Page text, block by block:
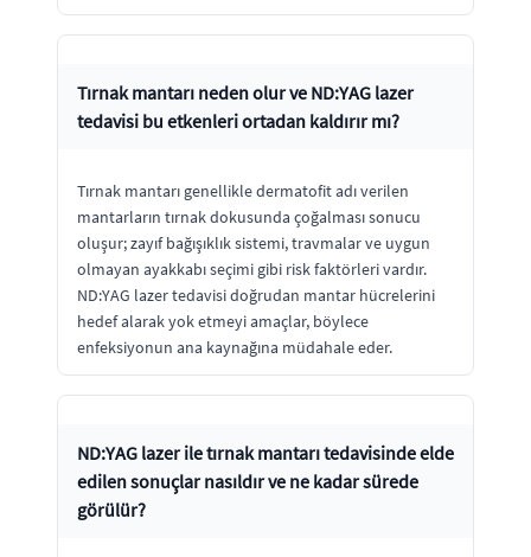
Tırnak mantarı neden olur ve ND:YAG lazer
tedavisi bu etkenleri ortadan kaldırır mı?
Tırnak mantarı genellikle dermatofit adı verilen
mantarların tırnak dokusunda çoğalması sonucu
oluşur; zayıf bağışıklık sistemi, travmalar ve uygun
olmayan ayakkabı seçimi gibi risk faktörleri vardır.
ND:YAG lazer tedavisi doğrudan mantar hücrelerini
hedef alarak yok etmeyi amaçlar, böylece
enfeksiyonun ana kaynağına müdahale eder.
ND:YAG lazer ile tırnak mantarı tedavisinde elde
edilen sonuçlar nasıldır ve ne kadar sürede
görülür?